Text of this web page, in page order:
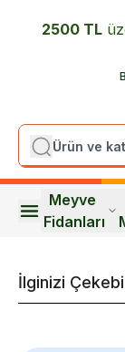
2500 TL
Meyve
Fidanları
İlginizi